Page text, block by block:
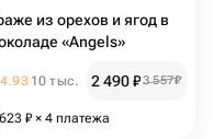
из орехов и ягод в
«Angels»
4.93 10 тыс. 2 490₽3 557₽
623 ₽ × 4 платежа